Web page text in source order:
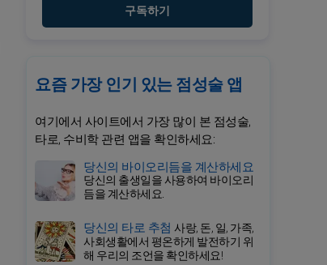
구독하기
요즘 가장 인기 있는 점성술 앱
여기에서 사이트에서 가장 많이 본 점성술,
타로, 수비학 관련 앱을 확인하세요:
당신의 바이오리듬을 계산하세요
당신의 출생일을 사용하여 바이오리
듬을 계산하세요.
당신의 타로 추첨 사랑, 돈, 일, 가족,
사회생활에서 평온하게 발전하기 위
해 우리의 조언을 확인하세요!